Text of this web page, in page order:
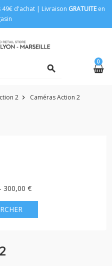
d'achat | Livraison GRATUITEen
search
0
2 chevron_right Caméras Action 2
300,00 €